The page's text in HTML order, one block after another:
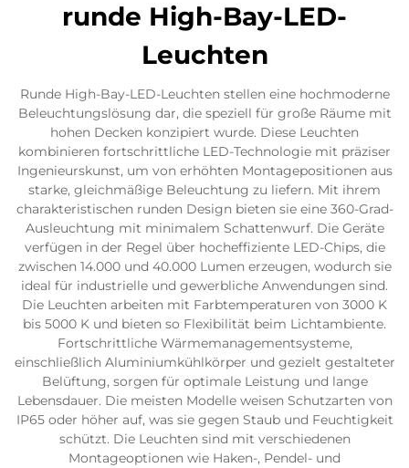
runde High-Bay-LED-
Leuchten
Runde High-Bay-LED-Leuchten stellen eine hochmoderne
Beleuchtungslösung dar, die speziell für große Räume mit
hohen Decken konzipiert wurde. Diese Leuchten
kombinieren fortschrittliche LED-Technologie mit präziser
Ingenieurskunst, um von erhöhten Montagepositionen aus
starke, gleichmäßige Beleuchtung zu liefern. Mit ihrem
charakteristischen runden Design bieten sie eine 360-Grad-
Ausleuchtung mit minimalem Schattenwurf. Die Geräte
verfügen in der Regel über hocheffiziente LED-Chips, die
zwischen 14.000 und 40.000 Lumen erzeugen, wodurch sie
ideal für industrielle und gewerbliche Anwendungen sind.
Die Leuchten arbeiten mit Farbtemperaturen von 3000 K
bis 5000 K und bieten so Flexibilität beim Lichtambiente.
Fortschrittliche Wärmemanagementsysteme,
einschließlich Aluminiumkühlkörper und gezielt gestalteter
Belüftung, sorgen für optimale Leistung und lange
Lebensdauer. Die meisten Modelle weisen Schutzarten von
IP65 oder höher auf, was sie gegen Staub und Feuchtigkeit
schützt. Die Leuchten sind mit verschiedenen
Montageoptionen wie Haken-, Pendel- und